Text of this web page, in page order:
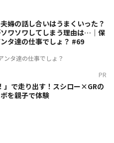
ンタ達の仕事でしょ？
夫婦の話し合いはうまくいった？
ワソワしてしまう理由は…｜保
タ達の仕事でしょ？ #69
PR
」で走り出す！スシロー×GRの
を親子で体験